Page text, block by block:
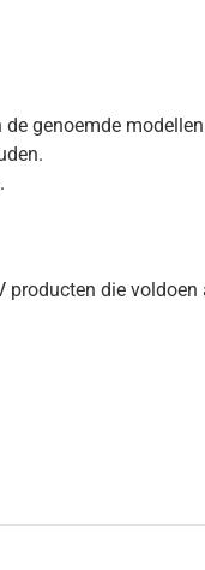
genoemde
die voldoen